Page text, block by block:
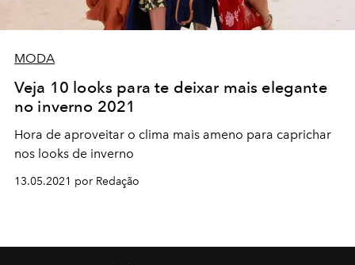
MODA
Veja 10 looks para te deixar mais elegante
no inverno 2021
Hora de aproveitar o clima mais ameno para caprichar
nos looks de inverno
13.05.2021 por Redação